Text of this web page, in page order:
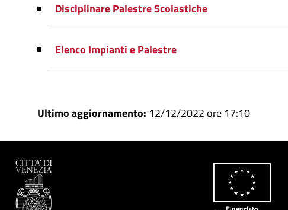
Disciplinare Palestre Scolastiche
Elenco Impianti e Palestre
Ultimo aggiornamento: 12/12/2022 ore 17:10